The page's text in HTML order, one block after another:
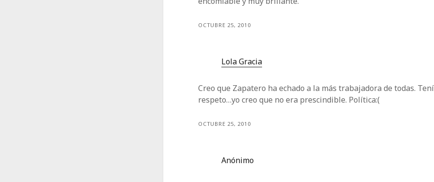
OCTUBRE 25, 2010
Lola Gracia
Creo que Zapatero ha echado a la más trabajadora de todas.
respeto…yo creo que no era prescindible. Política:(
OCTUBRE 25, 2010
Anónimo